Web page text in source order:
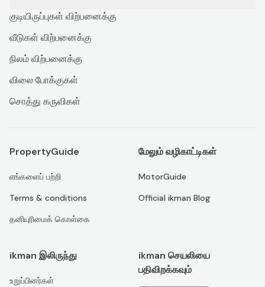
குடியிருப்புகள் விற்பனைக்கு
வீடுகள் விற்பனைக்கு
நிலம் விற்பனைக்கு
விலை போக்குகள்
சொத்து கருவிகள்
PropertyGuide
எங்களைப் பற்றி
Terms & conditions
தனியுரிமைக் கொள்கை
மேலும் வழிகாட்டிகள்
MotorGuide
Official ikman Blog
ikman இலிருந்து
உறுப்பினர்கள்
ikman செயலியை
பதிவிறக்கவும்